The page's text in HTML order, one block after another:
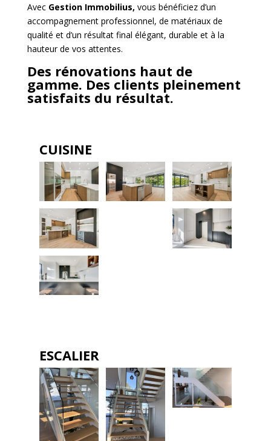
Avec Gestion Immobilius, vous bénéficiez d’un
accompagnement professionnel, de matériaux de
qualité et d’un résultat final élégant, durable et à la
hauteur de vos attentes.
Des rénovations haut de
gamme. Des clients pleinement
satisfaits du résultat.
CUISINE
ESCALIER